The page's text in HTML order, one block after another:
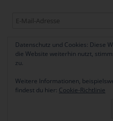
E-
Adresse
Abonnieren
Stolz
Datenschutz und Cookies: Diese
die Website weiterhin nutzt,
zu.
Weitere Informationen,
findest du hier: Cookie-Richtlinie